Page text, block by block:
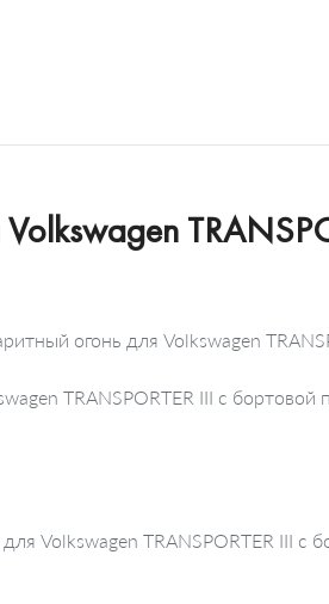
Volkswagen
огонь для Volkswagen
TRANSPORTER III c
Volkswagen TRANSPORTER III